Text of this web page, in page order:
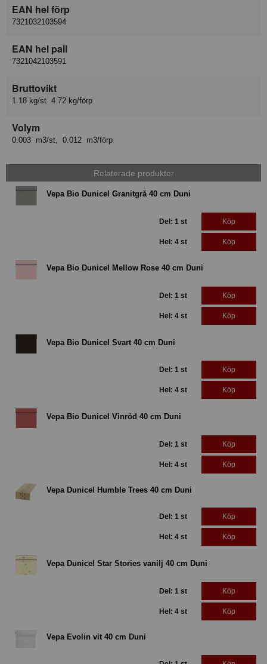
EAN hel förp
7321032103594
EAN hel pall
7321042103591
Bruttovikt
1.18 kg/st 4.72 kg/förp
Volym
0.003 m3/st, 0.012 m3/förp
Relaterade produkter
Vepa Bio Dunicel Granitgrå 40 cm Duni
Del: 1 st Köp
Hel: 4 st Köp
Vepa Bio Dunicel Mellow Rose 40 cm Duni
Del: 1 st Köp
Hel: 4 st Köp
Vepa Bio Dunicel Svart 40 cm Duni
Del: 1 st Köp
Hel: 4 st Köp
Vepa Bio Dunicel Vinröd 40 cm Duni
Del: 1 st Köp
Hel: 4 st Köp
Vepa Dunicel Humble Trees 40 cm Duni
Del: 1 st Köp
Hel: 4 st Köp
Vepa Dunicel Star Stories vanilj 40 cm Duni
Del: 1 st Köp
Hel: 4 st Köp
Vepa Evolin vit 40 cm Duni